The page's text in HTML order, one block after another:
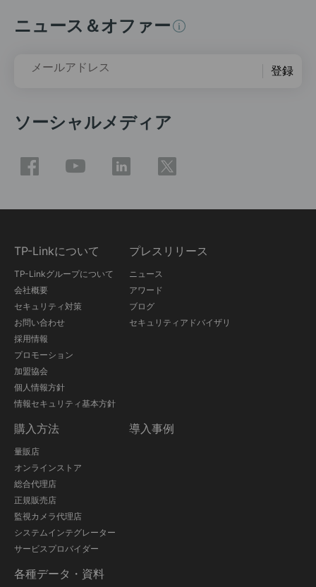
ニュース＆オファー
メールアドレス 登録
ソーシャルメディア
TP-Linkについて
TP-Linkグループについて
会社概要
セキュリティ対策
お問い合わせ
採用情報
プロモーション
加盟協会
個人情報方針
情報セキュリティ基本方針
プレスリリース
ニュース
アワード
ブログ
セキュリティアドバイザリ
購入方法
量販店
オンラインストア
総合代理店
正規販売店
監視カメラ代理店
システムインテグレーター
サービスプロバイダー
導入事例
各種データ・資料